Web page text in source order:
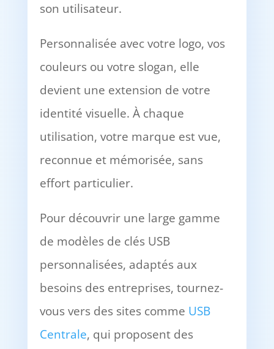
son utilisateur.
Personnalisée avec votre logo, vos
couleurs ou votre slogan, elle
devient une extension de votre
identité visuelle. À chaque
utilisation, votre marque est vue,
reconnue et mémorisée, sans
effort particulier.
Pour découvrir une large gamme
de modèles de clés USB
personnalisées, adaptés aux
besoins des entreprises, tournez-
vous vers des sites comme USB
Centrale, qui proposent des